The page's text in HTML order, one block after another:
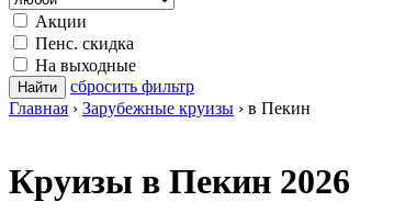
Акции
Пенс. скидка
На выходные
Найти
сбросить фильтр
Главная › Зарубежные круизы › в Пекин
Круизы в Пекин 2026